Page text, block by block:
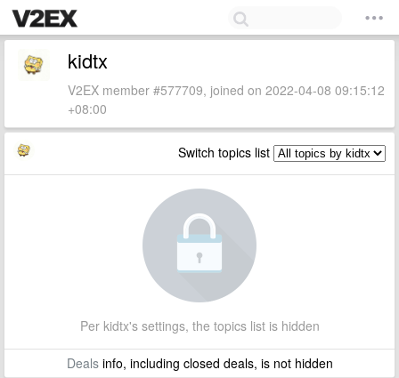
kidtx
V2EX member #577709, joined on 2022-04-08 09:15:12
+08:00
Switch topics list
Per kidtx's settings, the topics list is hidden
Dealsinfo, including closed deals, is not hidden